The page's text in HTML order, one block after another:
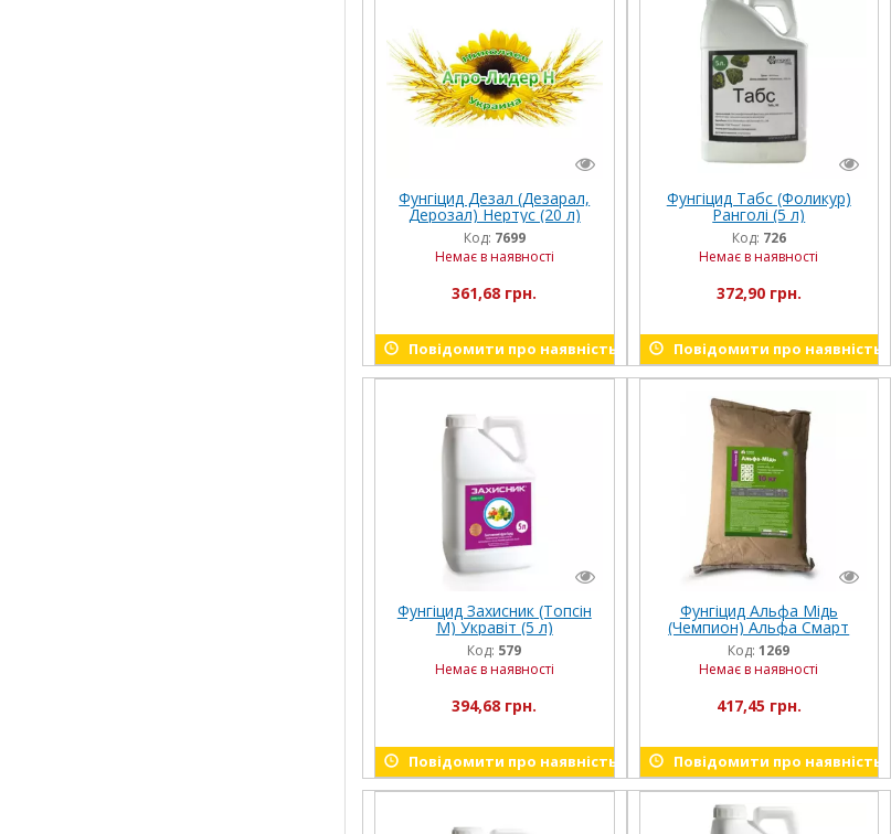
Фунгіцид Дезал (Дезарал,
Дерозал) Нертус (20 л)
Код: 7699
Немає в наявності
361,68 грн.
Повідомити про наявність
Фунгіцид Табс (Фоликур)
Ранголі (5 л)
Код: 726
Немає в наявності
372,90 грн.
Повідомити про наявність
Фунгіцид Захисник (Топсін
М) Укравіт (5 л)
Код: 579
Немає в наявності
394,68 грн.
Повідомити про наявність
Фунгіцид Альфа Мідь
(Чемпион) Альфа Смарт
Агро (10 кг)
Код: 1269
Немає в наявності
417,45 грн.
Повідомити про наявність